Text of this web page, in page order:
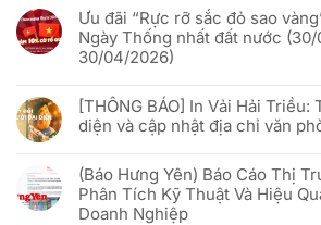
“đánh
thức”
cờ
phướn
quảng
công
nghệ
Phygital
lễ
Giỗ
Tổ
Hùng
Vương
–
01/05/2026
bình
luận
ở
[Thông
Báo]
en.haitrieu.com:
Quyết
định
để
phục
vụ
khách
Ưu đãi “Rực rỡ sắc đỏ sao
Ngày Thống nhất đất nước (30/
30/04/2026)
bình
luận
ở
“Rực
rỡ
sắc
đỏ
sao
[THÔNG BÁO] In Vải Hải Triều:
diện và cập nhật địa chỉ văn
bình
luận
ở
[THÔNG
(Báo Hưng Yên) Báo Cáo Thị
Phân Tích Kỹ Thuật Và Hiệu
Doanh Nghiệp